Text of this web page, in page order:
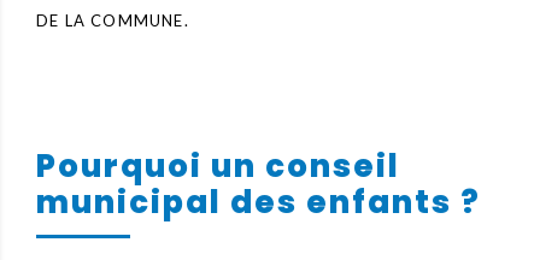
DE LA COMMUNE.
Pourquoi un conseil
municipal des enfants ?